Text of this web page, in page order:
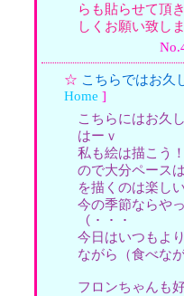
らも貼らせて頂
しくお願い致し
☆ こちらではお久
Home ]
こちらにはお久
はーｖ
私も絵は描こう
ので大分ペース
を描くのは楽し
今の季節ならや
（・・・
今日はいつもよ
ながら（食べな
フロンちゃんも